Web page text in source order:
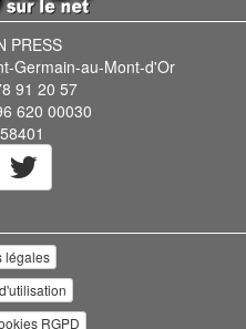
PRESS
Germain-au-Mont-d'Or
91 20 57
620 00030
légales
RGPD